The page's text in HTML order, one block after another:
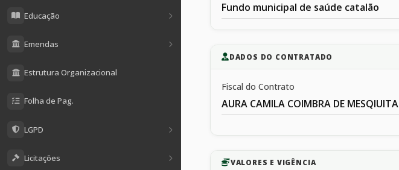
Educação
Emendas
Estrutura Organizacional
Folha de Pag.
LGPD
Licitações
Fundo municipal de saúde catalão
DADOS DO CONTRATADO
Fiscal do Contrato
AURA CAMILA COIMBRA DE MESQIUITA
VALORES E VIGÊNCIA